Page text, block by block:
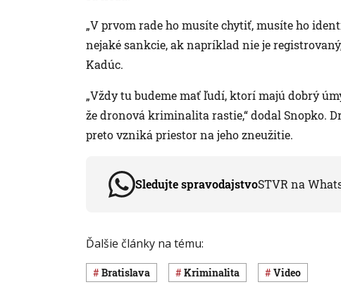
„V prvom rade ho musíte chytiť, musíte ho
nejaké sankcie, ak napríklad nie je
Kadúc.
„Vždy tu budeme mať ľudí, ktorí majú dobrý
že dronová kriminalita rastie,“ dodal Snopko.
preto vzniká priestor na jeho zneužitie.
Sledujte spravodajstvoSTVR na
Ďalšie články na tému:
Bratislava Kriminalita Video